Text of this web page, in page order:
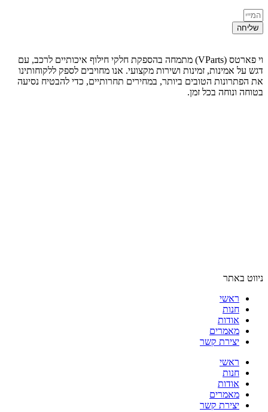
שליחה
וי פארטס (VParts) מתמחה בהספקת חלקי חילוף איכותיים לרכב, עם
דגש על אמינות, זמינות ושירות מקצועי. אנו מחויבים לספק ללקוחותינו
את הפתרונות הטובים ביותר, במחירים תחרותיים, כדי להבטיח נסיעה
בטוחה ונוחה בכל זמן.
ניווט באתר
ראשי
חנות
אודות
מאמרים
יצירת קשר
ראשי
חנות
אודות
מאמרים
יצירת קשר